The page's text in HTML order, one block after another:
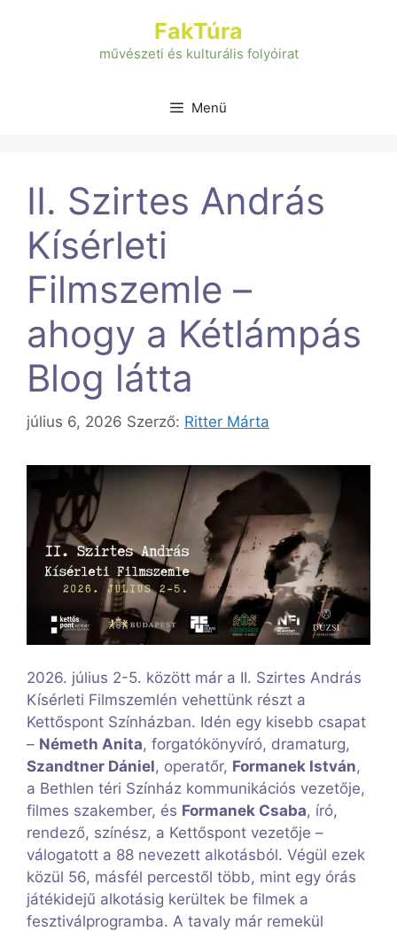
FakTúra
művészeti és kulturális folyóirat
Menü
II. Szirtes András
Kísérleti
Filmszemle –
ahogy a Kétlámpás
Blog látta
július 6, 2026 Szerző: Ritter Márta
2026. július 2-5. között már a II. Szirtes András
Kísérleti Filmszemlén vehettünk részt a
Kettőspont Színházban. Idén egy kisebb csapat
– Németh Anita, forgatókönyvíró, dramaturg,
Szandtner Dániel, operatőr, Formanek István,
a Bethlen téri Színház kommunikációs vezetője,
filmes szakember, és Formanek Csaba, író,
rendező, színész, a Kettőspont vezetője –
válogatott a 88 nevezett alkotásból. Végül ezek
közül 56, másfél percestől több, mint egy órás
játékidejű alkotásig kerültek be filmek a
fesztiválprogramba. A tavaly már remekül